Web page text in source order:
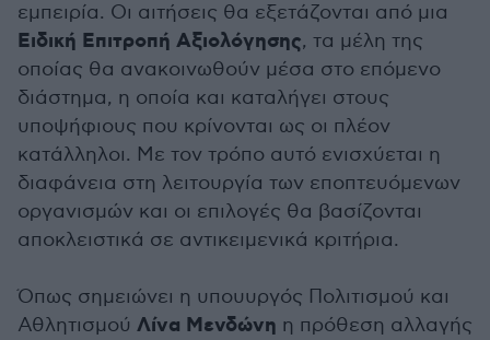
εμπειρία. Οι αιτήσεις θα εξετάζονται από μια
Ειδική Επιτροπή Αξιολόγησης, τα μέλη της
οποίας θα ανακοινωθούν μέσα στο επόμενο
διάστημα, η οποία και καταλήγει στους
υποψήφιους που κρίνονται ως οι πλέον
κατάλληλοι. Με τον τρόπο αυτό ενισχύεται η
διαφάνεια στη λειτουργία των εποπτευόμενων
οργανισμών και οι επιλογές θα βασίζονται
αποκλειστικά σε αντικειμενικά κριτήρια.
Όπως σημειώνει η υπουυργός Πολιτισμού και
Αθλητισμού Λίνα Μενδώνη η πρόθεση αλλαγής